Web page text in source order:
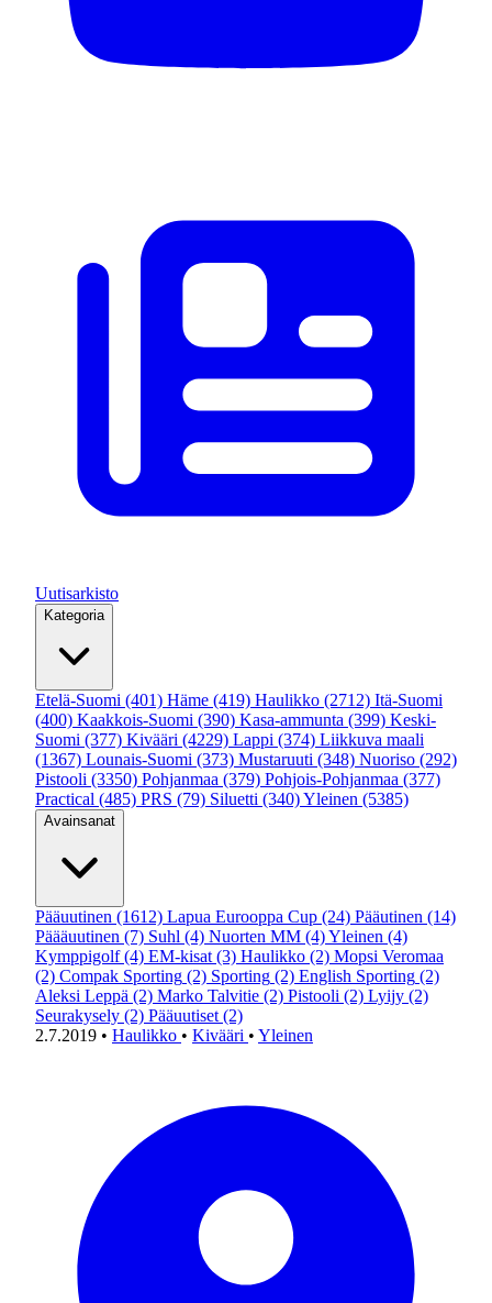
Uutisarkisto
Kategoria
Etelä-Suomi (401) Häme (419) Haulikko (2712) Itä-Suomi
(400) Kaakkois-Suomi (390) Kasa-ammunta (399) Keski-
Suomi (377) Kivääri (4229) Lappi (374) Liikkuva maali
(1367) Lounais-Suomi (373) Mustaruuti (348) Nuoriso (292)
Pistooli (3350) Pohjanmaa (379) Pohjois-Pohjanmaa (377)
Practical (485) PRS (79) Siluetti (340)Yleinen (5385)
Avainsanat
Pääuutinen (1612) Lapua Eurooppa Cup (24) Pääutinen (14)
Päääuutinen (7) Suhl (4) Nuorten MM (4)Yleinen (4)
Kymppigolf (4) EM-kisat (3) Haulikko (2) Mopsi Veromaa
(2) Compak Sporting (2) Sporting (2) English Sporting (2)
Aleksi Leppä (2) Marko Talvitie (2) Pistooli (2) Lyijy (2)
Seurakysely (2) Pääuutiset (2)
2.7.2019 • Haulikko • Kivääri • Yleinen